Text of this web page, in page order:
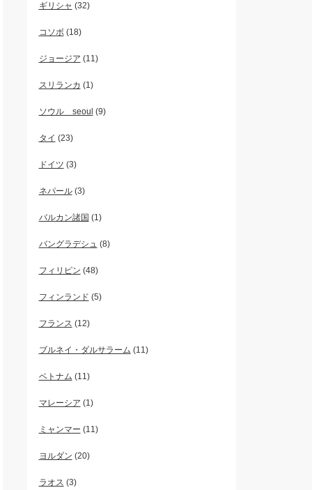
ギリシャ (32)
コソボ(18)
ジョージア (11)
スリランカ (1)
ソウル seoul (9)
タイ (23)
ドイツ (3)
ネパール(3)
バルカン諸国 (1)
バングラデシュ (8)
フィリピン (48)
フィンランド (5)
フランス (12)
ブルネイ・ダルサラーム (11)
ベトナム (11)
マレーシア (1)
ミャンマー (11)
ヨルダン (20)
ラオス (3)